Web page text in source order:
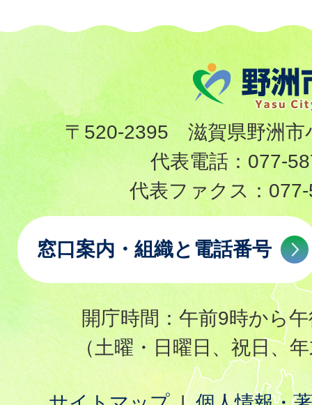
〒520-2395 滋賀県野洲市
代表電話： 077-
代表ファクス：
窓口案内・組織と電話番号
開庁時間：午前9時から
（土曜・日曜日、祝日、